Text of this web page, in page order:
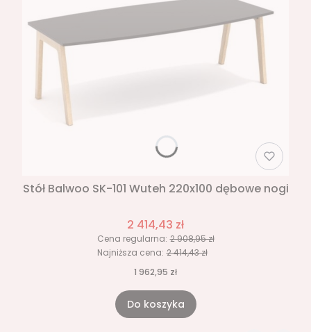
Stół Balwoo SK-101 Wuteh 220x100 dębowe nogi
2 414,43 zł
Cena regularna: 2 908,95 zł
Najniższa cena: 2 414,43 zł
1 962,95 zł
Do koszyka